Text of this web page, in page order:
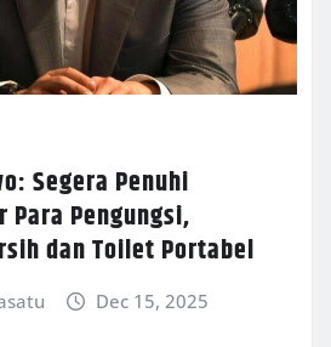
Segera Penuhi
Para Pengungsi,
dan Toilet Portabel
Dec 15, 2025